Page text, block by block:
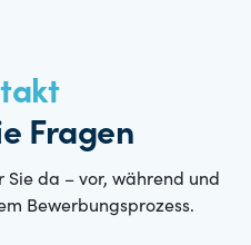
Fragen
da – vor, während und
Bewerbungsprozess.